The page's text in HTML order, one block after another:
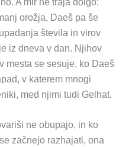
orožja, Daeš pa še
števila in virov
iz dneva v dan. Njihov
mesta se sesuje, ko Daeš
v katerem mnogi
med njimi tudi Gelhat.
ne obupajo, in ko
začnejo razhajati, ona